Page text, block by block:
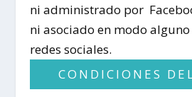
ni administrado por
ni asociado en modo
redes sociales.
CONDICIONES